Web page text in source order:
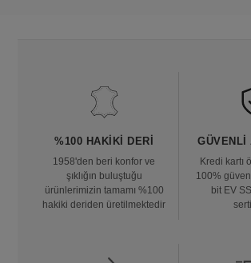
%100 HAKIKI DERI
1958'den beri konfor ve
şıklığın buluştuğu
ürünlerimizin tamamı %100
hakiki deriden üretilmektedir
GÜVENLI
Kredi kartı
100%
bit EV